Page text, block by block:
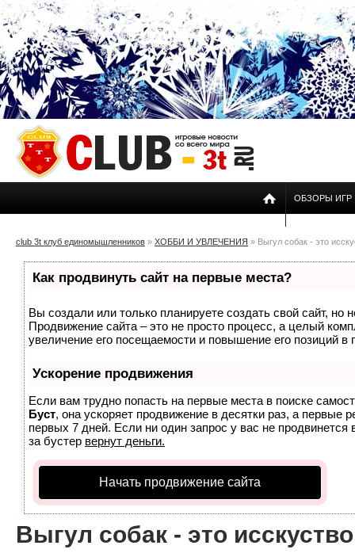
ОБЗОРЫ ИГР
club 3t клуб единомышленников » ХОББИ И УВЛЕЧЕНИЯ » Выгул собак - это
Как продвинуть сайт на первые места?
Вы создали или только планируете создать свой сайт, но
Продвижение сайта – это не просто процесс, а целый
увеличение его посещаемости и повышение его позиций в
Ускорение продвижения
Если вам трудно попасть на первые места в поиске
Буст, она ускоряет продвижение в десятки раз, а первые
первых 7 дней. Если ни один запрос у вас не продвинется
за бустер вернут деньги.
Начать продвижение сайта
Выгул собак - это